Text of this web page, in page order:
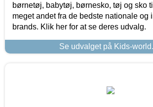
børnetøj, babytøj, børnesko, tøj og sko
meget andet fra de bedste nationale og
brands. Klik her for at se deres udvalg.
Se udvalget på Kids-